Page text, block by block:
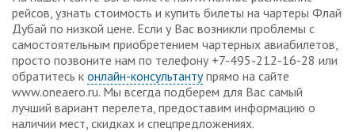
рейсов, узнать стоимость и купить билеты на чартеры Флай
Дубай по низкой цене. Если у Вас возникли проблемы с
самостоятельным приобретением чартерных авиабилетов,
просто позвоните нам по телефону +7-495-212-16-28 или
обратитесь к онлайн-консультантупрямо на сайте
www.oneaero.ru. Мы всегда подберем для Вас самый
лучший вариант перелета, предоставим информацию о
наличии мест, скидках и спецпредложениях.